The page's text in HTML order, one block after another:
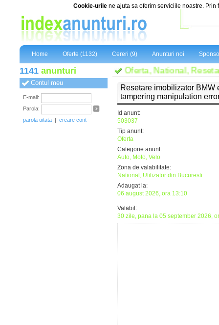
Cookie-urile ne ajuta sa oferim serviciile noastre.
Home Oferte (1132) Cereri (9) Anunturi noi
1141 anunturi
Contul meu
E-mail:
Parola:
parola uitata | creare cont
Oferta, National,
Resetare imobilizator BMW
tampering manipulation
Id anunt:
503037
Tip anunt:
Oferta
Categorie anunt:
Auto, Moto, Velo
Zona de valabilitate:
National, Utilizator din Bucuresti
Adaugat la:
06 august 2026, ora 13:10
Valabil:
30 zile, pana la 05 september 2026,